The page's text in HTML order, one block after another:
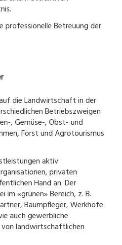
professionelle Betreuung der
die Landwirtschaft in der
Betriebszweigen
, Gemüse-, Obst- und
Forst und Agrotourismus
aktiv
privaten
Hand an. Der
im «grünen» Bereich, z. B.
Baumpfleger, Werkhöfe
auch gewerbliche
landwirtschaftlichen